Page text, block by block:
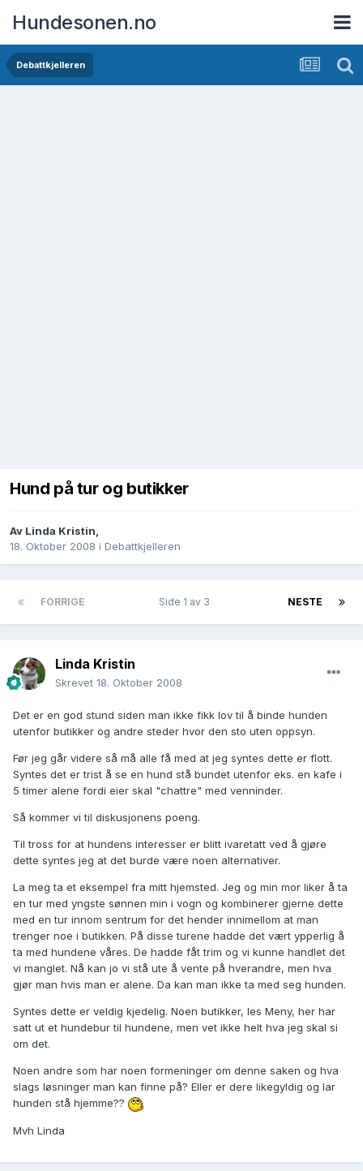
Hundesonen.no
Debattkjelleren
Hund på tur og butikker
Av Linda Kristin,
18. Oktober 2008 i Debattkjelleren
FORRIGE NESTE
Side 1 av 3
Linda Kristin
Skrevet 18. Oktober 2008
Det er en god stund siden man ikke fikk lov til å binde hunden
utenfor butikker og andre steder hvor den sto uten oppsyn.
Før jeg går videre så må alle få med at jeg syntes dette er flott.
Syntes det er trist å se en hund stå bundet utenfor eks. en kafe i
5 timer alene fordi eier skal "chattre" med venninder.
Så kommer vi til diskusjonens poeng.
Til tross for at hundens interesser er blitt ivaretatt ved å gjøre
dette syntes jeg at det burde være noen alternativer.
La meg ta et eksempel fra mitt hjemsted. Jeg og min mor liker å ta
en tur med yngste sønnen min i vogn og kombinerer gjerne dette
med en tur innom sentrum for det hender innimellom at man
trenger noe i butikken. På disse turene hadde det vært ypperlig å
ta med hundene våres. De hadde fåt trim og vi kunne handlet det
vi manglet. Nå kan jo vi stå ute å vente på hverandre, men hva
gjør man hvis man er alene. Da kan man ikke ta med seg hunden.
Syntes dette er veldig kjedelig. Noen butikker, les Meny, her har
satt ut et hundebur til hundene, men vet ikke helt hva jeg skal si
om det.
Noen andre som har noen formeninger om denne saken og hva
slags løsninger man kan finne på? Eller er dere likegyldig og lar
hunden stå hjemme??
Mvh Linda